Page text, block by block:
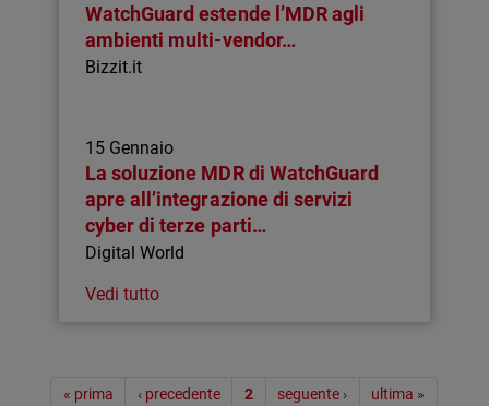
WatchGuard estende l’MDR agli
ambienti multi-vendor…
Bizzit.it
15 Gennaio
La soluzione MDR di WatchGuard
apre all’integrazione di servizi
cyber di terze parti…
Digital World
Vedi tutto
Paginazione
« prima ‹ precedente 2 seguente › ultima »